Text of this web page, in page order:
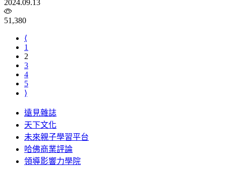
2024.09.13
51,380
⟨
1
2
3
4
5
⟩
遠見雜誌
天下文化
未來親子學習平台
哈佛商業評論
領導影響力學院